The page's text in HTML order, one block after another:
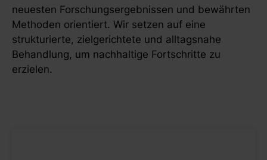
neuesten Forschungsergebnissen und bewährten
Methoden orientiert. Wir setzen auf eine
strukturierte, zielgerichtete und alltagsnahe
Behandlung, um nachhaltige Fortschritte zu
erzielen.